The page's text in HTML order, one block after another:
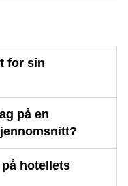
for sin
på en
hotellets